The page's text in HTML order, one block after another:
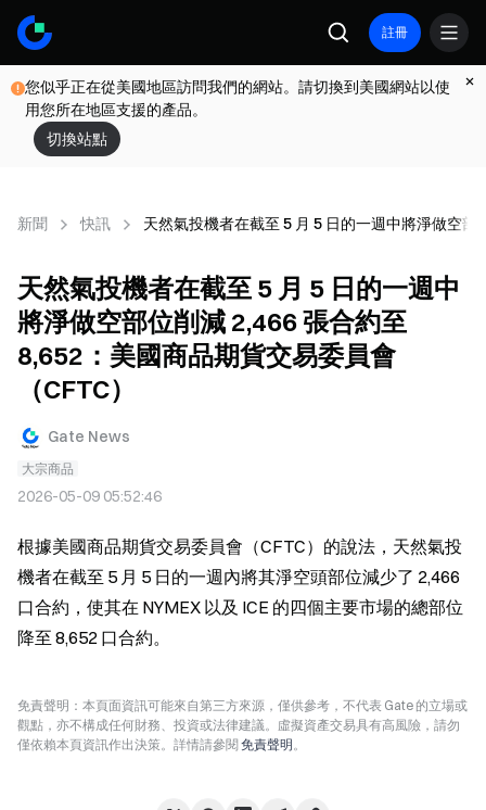
註冊
您似乎正在從美國地區訪問我們的網站。請切換到美國網站以使
用您所在地區支援的產品。
切換站點
新聞 快訊 天然氣投機者在截至 5 月 5 日的一週中將淨做空
天然氣投機者在截至 5 月 5 日的一週中
將淨做空部位削減 2,466 張合約至
8,652：美國商品期貨交易委員會
（CFTC）
Gate News
大宗商品
2026-05-09 05:52:46
根據美國商品期貨交易委員會（CFTC）的說法，天然氣投
機者在截至 5 月 5 日的一週內將其淨空頭部位減少了 2,466
口合約，使其在 NYMEX 以及 ICE 的四個主要市場的總部位
降至 8,652 口合約。
免責聲明：本頁面資訊可能來自第三方來源，僅供參考，不代表 Gate 的立場或
觀點，亦不構成任何財務、投資或法律建議。虛擬資產交易具有高風險，請勿
僅依賴本頁資訊作出決策。詳情請參閱 免責聲明。